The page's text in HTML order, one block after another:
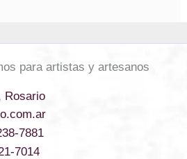
para artistas y artesanos
Rosario
7881
7014